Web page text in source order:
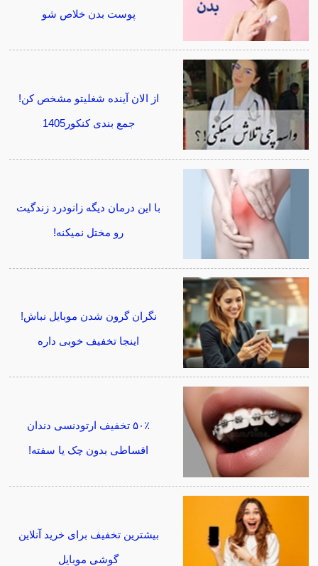
پوست بدن خلاص شو
از الان آینده شغلیتو مشخص کن!
جمع بندی کنکور1405
با این درمان دیگه زانودرد زندگیت
رو مختل نمیکنه!
نگران گرون شدن موبایل نباش!
اینجا تخفیف خوبی داره
۵۰٪ تخفیف ارتودنسی دندان
اقساطی بدون چک یا سفته!
بیشترین تخفیف برای خرید آنلاین
گوشی موبایل